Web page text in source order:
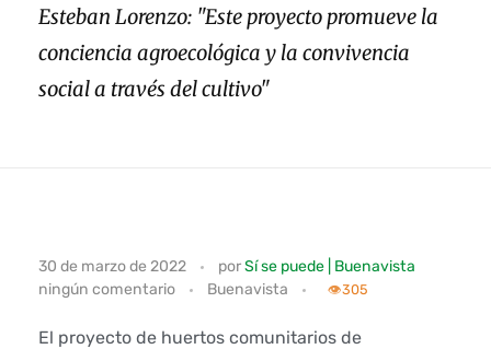
Esteban Lorenzo: "Este proyecto promueve la
conciencia agroecológica y la convivencia
social a través del cultivo"
E
l
30 de marzo de 2022 porSí se puede | Buenavista
ningún comentario
Buenavista 👁️305
El proyecto de huertos comunitarios de